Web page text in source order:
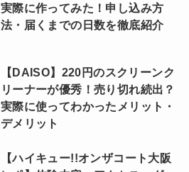
実際に作ってみた！申し込み方
法・届くまでの日数を徹底紹介
【DAISO】220円のスクリーンク
リーナーが優秀！売り切れ続出？
実際に使ってわかったメリット・
デメリット
【ハイキュー!!オンザコート大阪